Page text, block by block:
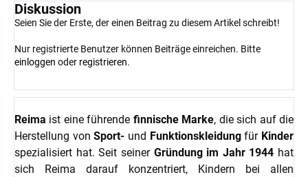
Diskussion
Seien Sie der Erste, der einen Beitrag zu diesem Artikel schreibt!
Nur registrierte Benutzer können Beiträge einreichen. Bitte
einloggen oder registrieren.
Reima ist eine führende finnische Marke, die sich auf die
Herstellung vonSport- und Funktionskleidungfür Kinder
spezialisiert hat. Seit seiner Gründung im Jahr 1944 hat
sich Reima darauf konzentriert, Kindern bei allen